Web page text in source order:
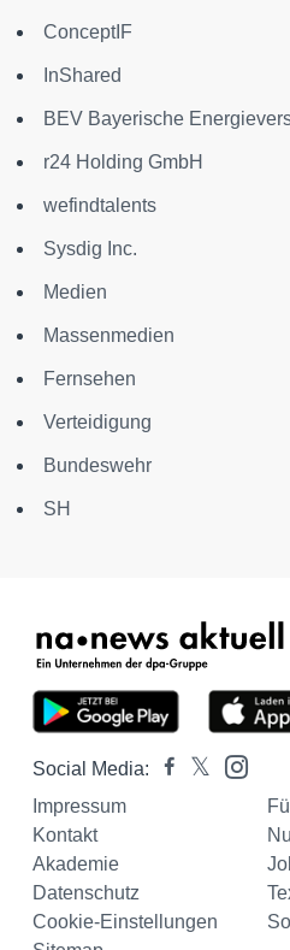
ConceptIF
InShared
BEV Bayerische
r24 Holding GmbH
wefindtalents
Sysdig Inc.
Medien
Massenmedien
Fernsehen
Verteidigung
Bundeswehr
SH
Social Media:
Impressum
Kontakt
Akademie
Datenschutz
Cookie-Einstellungen